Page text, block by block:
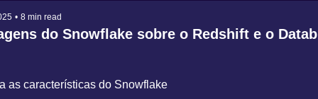
• 8 min read
do Snowflake sobre o Redshift e o
as características do Snowflake